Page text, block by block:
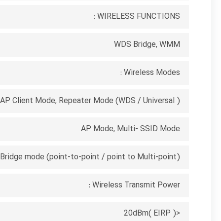
WIRELESS FUNCTIONS :
WDS Bridge, WMM
Wireless Modes :
AP Client Mode, Repeater Mode (WDS / Universal )
AP Mode, Multi- SSID Mode
mode (point-to-point / point to Multi-point)
Wireless Transmit Power :
<20dBm(
EIRP )